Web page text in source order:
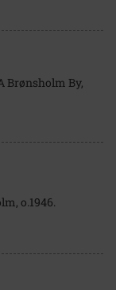
Brønsholm By,
o.1946.